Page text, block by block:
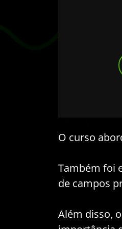
O curso
Também foi
de campos
Além disso,